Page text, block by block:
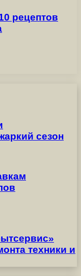
рецептов
сезон
техники и